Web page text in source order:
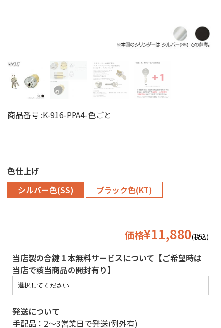
商品番号 :K-916-PPA4-色ごと
色仕上げ
シルバー色(SS)
ブラック色(KT)
価格¥11,880(税込)
当店製の合鍵１本無料サービスについて【ご希望時は
当店で該当商品の開封有り】
発送について
手配品：2〜3営業日で発送(例外有)